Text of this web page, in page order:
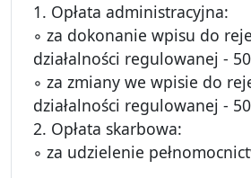
1. Opłata administracyjna:
◦ za dokonanie wpisu do
działalności regulowanej -
◦ za zmiany we wpisie do
działalności regulowanej -
2. Opłata skarbowa:
◦ za udzielenie